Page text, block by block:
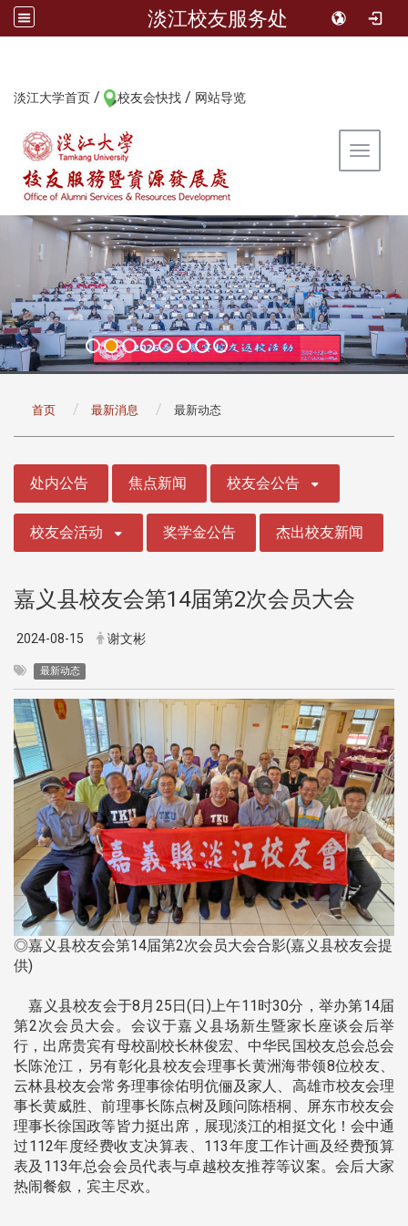
淡江校友服务处
淡江大学首页 / 校友会快找 / 网站导览
Toggle
首页 最新消息 最新动态
处内公告 焦点新闻 校友会公告
校友会活动 奖学金公告 杰出校友新闻
嘉义县校友会第14届第2次会员大会
2024-08-15 谢文彬
最新动态
◎嘉义县校友会第14届第2次会员大会合影(嘉义县校友会提
供)
嘉义县校友会于8月25日(日)上午11时30分，举办第14届
第2次会员大会。会议于嘉义县场新生暨家长座谈会后举
行，出席贵宾有母校副校长林俊宏、中华民国校友总会总会
长陈沧江，另有彰化县校友会理事长黄洲海带领8位校友、
云林县校友会常务理事徐佑明伉俪及家人、高雄市校友会理
事长黄威胜、前理事长陈点树及顾问陈梧桐、屏东市校友会
理事长徐国政等皆力挺出席，展现淡江的相挺文化！会中通
过112年度经费收支决算表、113年度工作计画及经费预算
表及113年总会会员代表与卓越校友推荐等议案。会后大家
热闹餐叙，宾主尽欢。